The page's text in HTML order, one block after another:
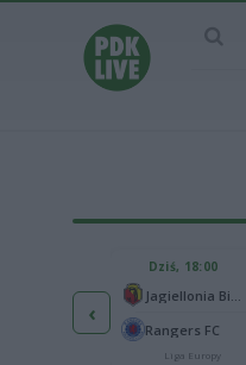
‹
Ferencvaros Budapeszt 1
Zabrze 0
Dziś, 18:00
Rangers FC
Liga Europy